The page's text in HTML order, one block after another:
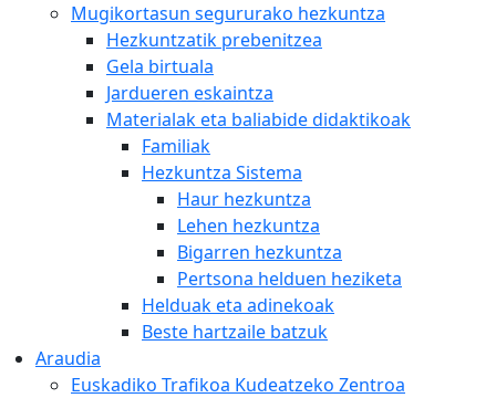
Mugikortasun segururako hezkuntza
Hezkuntzatik prebenitzea
Gela birtuala
Jardueren eskaintza
Materialak eta baliabide didaktikoak
Familiak
Hezkuntza Sistema
Haur hezkuntza
Lehen hezkuntza
Bigarren hezkuntza
Pertsona helduen heziketa
Helduak eta adinekoak
Beste hartzaile batzuk
Araudia
Euskadiko Trafikoa Kudeatzeko Zentroa